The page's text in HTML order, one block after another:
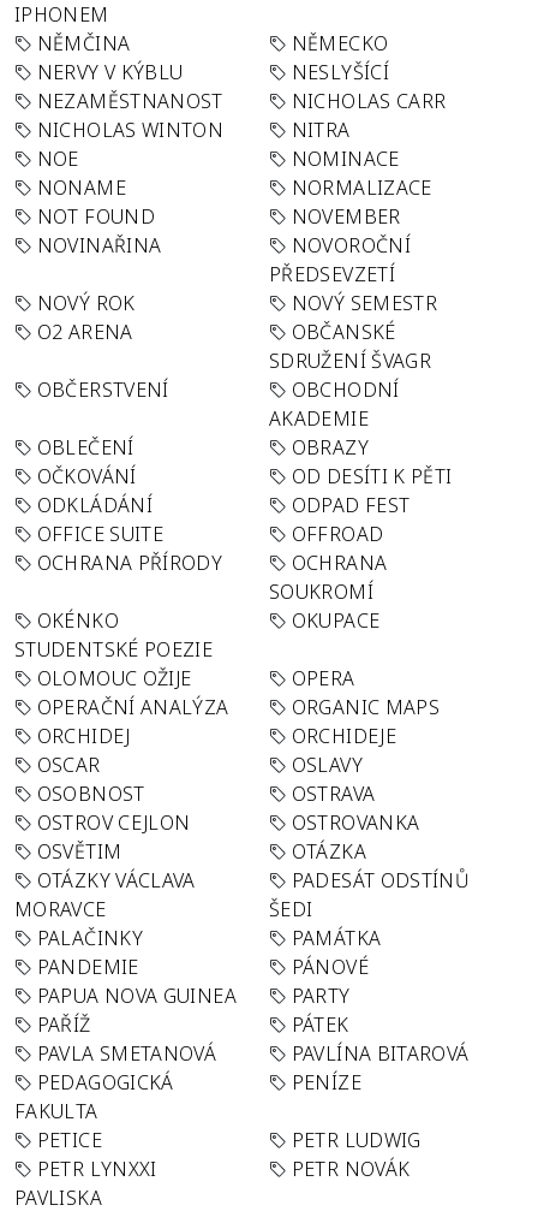
IPHONEM
NĚMČINA
NĚMECKO
NERVY V KÝBLU
NESLYŠÍCÍ
NEZAMĚSTNANOST
NICHOLAS CARR
NICHOLAS WINTON
NITRA
NOE
NOMINACE
NONAME
NORMALIZACE
NOT FOUND
NOVEMBER
NOVINAŘINA
NOVOROČNÍ
PŘEDSEVZETÍ
NOVÝ ROK
NOVÝ SEMESTR
O2 ARENA
OBČANSKÉ
SDRUŽENÍ ŠVAGR
OBČERSTVENÍ
OBCHODNÍ
AKADEMIE
OBLEČENÍ
OBRAZY
OČKOVÁNÍ
OD DESÍTI K PĚTI
ODKLÁDÁNÍ
ODPAD FEST
OFFICE SUITE
OFFROAD
OCHRANA PŘÍRODY
OCHRANA
SOUKROMÍ
OKÉNKO
STUDENTSKÉ POEZIE
OKUPACE
OLOMOUC OŽIJE
OPERA
OPERAČNÍ ANALÝZA
ORGANIC MAPS
ORCHIDEJ
ORCHIDEJE
OSCAR
OSLAVY
OSOBNOST
OSTRAVA
OSTROV CEJLON
OSTROVANKA
OSVĚTIM
OTÁZKA
OTÁZKY VÁCLAVA
MORAVCE
PADESÁT ODSTÍNŮ
ŠEDI
PALAČINKY
PAMÁTKA
PANDEMIE
PÁNOVÉ
PAPUA NOVA GUINEA
PARTY
PAŘÍŽ
PÁTEK
PAVLA SMETANOVÁ
PAVLÍNA BITAROVÁ
PEDAGOGICKÁ
FAKULTA
PENÍZE
PETICE
PETR LUDWIG
PETR LYNXXI
PAVLISKA
PETR NOVÁK